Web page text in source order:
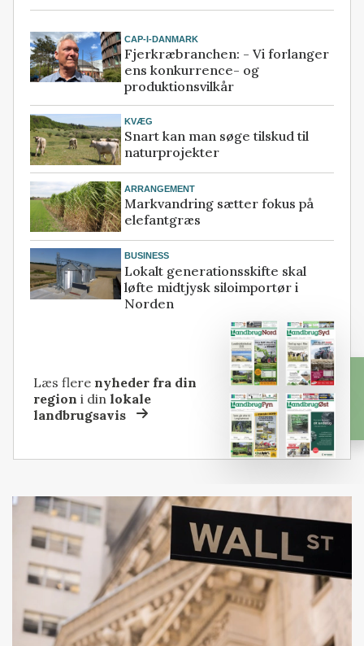
CAP-I-DANMARK
Fjerkræbranchen: - Vi forlanger
ens konkurrence- og
produktionsvilkår
KVÆG
Snart kan man søge tilskud til
naturprojekter
ARRANGEMENT
Markvandring sætter fokus på
elefantgræs
BUSINESS
Lokalt generationsskifte skal
løfte midtjysk siloimportør i
Norden
Læs flere nyheder fra din
region i dinlokale
landbrugsavis